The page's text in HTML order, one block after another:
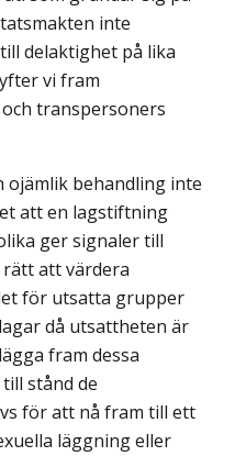
inte
delaktighet på lika
vi fram
transpersoners
ojämlik behandling inte
att en lagstiftning
ger signaler till
att värdera
för utsatta grupper
då utsattheten är
fram dessa
stånd de
för att nå fram till ett
läggning eller